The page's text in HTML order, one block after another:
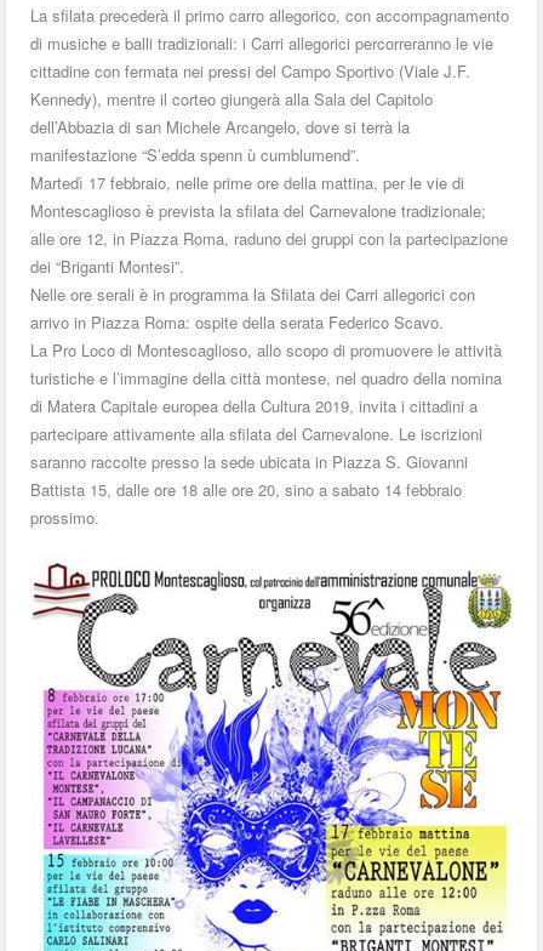
La sfilata precederà il primo carro allegorico, con accompagnamento
di musiche e balli tradizionali: i Carri allegorici percorreranno le vie
cittadine con fermata nei pressi del Campo Sportivo (Viale J.F.
Kennedy), mentre il corteo giungerà alla Sala del Capitolo
dell’Abbazia di san Michele Arcangelo, dove si terrà la
manifestazione “S’edda spenn ù cumblumend”.
Martedì 17 febbraio, nelle prime ore della mattina, per le vie di
Montescaglioso è prevista la sfilata del Carnevalone tradizionale;
alle ore 12, in Piazza Roma, raduno dei gruppi con la partecipazione
dei “Briganti Montesi”.
Nelle ore serali è in programma la Sfilata dei Carri allegorici con
arrivo in Piazza Roma: ospite della serata Federico Scavo.
La Pro Loco di Montescaglioso, allo scopo di promuovere le attività
turistiche e l’immagine della città montese, nel quadro della nomina
di Matera Capitale europea della Cultura 2019, invita i cittadini a
partecipare attivamente alla sfilata del Carnevalone. Le iscrizioni
saranno raccolte presso la sede ubicata in Piazza S. Giovanni
Battista 15, dalle ore 18 alle ore 20, sino a sabato 14 febbraio
prossimo.